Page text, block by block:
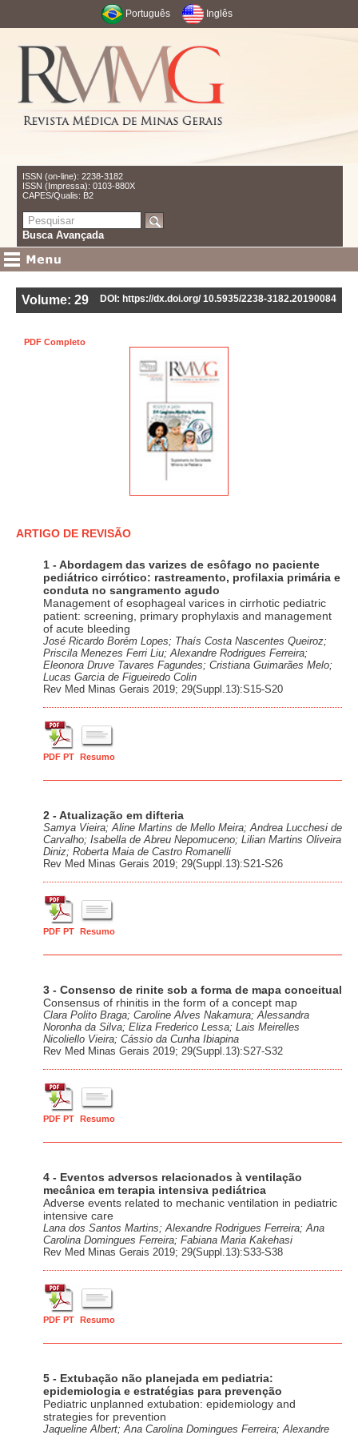
Português Inglês
ISSN (on-line): 2238-3182
ISSN (Impressa): 0103-880X
CAPES/Qualis: B2
Busca Avançada
Volume: 29 DOI: https://dx.doi.org/ 10.5935/2238-3182.20190084
PDF Completo
ARTIGO DE REVISÃO
1 - Abordagem das varizes de esôfago no paciente
pediátrico cirrótico: rastreamento, profilaxia primária e
conduta no sangramento agudo
Management of esophageal varices in cirrhotic pediatric
patient: screening, primary prophylaxis and management
of acute bleeding
José Ricardo Borém Lopes; Thaís Costa Nascentes Queiroz;
Priscila Menezes Ferri Liu; Alexandre Rodrigues Ferreira;
Eleonora Druve Tavares Fagundes; Cristiana Guimarães Melo;
Lucas Garcia de Figueiredo Colin
Rev Med Minas Gerais 2019; 29(Suppl.13):S15-S20
PDF PT Resumo
2 - Atualização em difteria
Samya Vieira; Aline Martins de Mello Meira; Andrea Lucchesi de
Carvalho; Isabella de Abreu Nepomuceno; Lilian Martins Oliveira
Diniz; Roberta Maia de Castro Romanelli
Rev Med Minas Gerais 2019; 29(Suppl.13):S21-S26
PDF PT Resumo
3 - Consenso de rinite sob a forma de mapa conceitual
Consensus of rhinitis in the form of a concept map
Clara Polito Braga; Caroline Alves Nakamura; Alessandra
Noronha da Silva; Eliza Frederico Lessa; Lais Meirelles
Nicoliello Vieira; Cássio da Cunha Ibiapina
Rev Med Minas Gerais 2019; 29(Suppl.13):S27-S32
PDF PT Resumo
4 - Eventos adversos relacionados à ventilação
mecânica em terapia intensiva pediátrica
Adverse events related to mechanic ventilation in pediatric
intensive care
Lana dos Santos Martins; Alexandre Rodrigues Ferreira; Ana
Carolina Domingues Ferreira; Fabiana Maria Kakehasi
Rev Med Minas Gerais 2019; 29(Suppl.13):S33-S38
PDF PT Resumo
5 - Extubação não planejada em pediatria:
epidemiologia e estratégias para prevenção
Pediatric unplanned extubation: epidemiology and
strategies for prevention
Jaqueline Albert; Ana Carolina Domingues Ferreira; Alexandre